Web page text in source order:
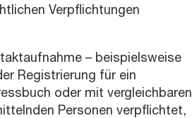
Verpflichtungen
– beispielsweise
Registrierung für ein
oder mit vergleichbaren
Personen verpflichtet,